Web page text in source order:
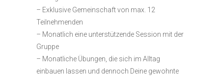
– Exklusive Gemeinschaft von max. 12
Teilnehmenden
– Monatlich eine unterstützende Session mit der
Gruppe
– Monatliche Übungen, die sich im Alltag
einbauen lassen und dennoch Deine gewohnte